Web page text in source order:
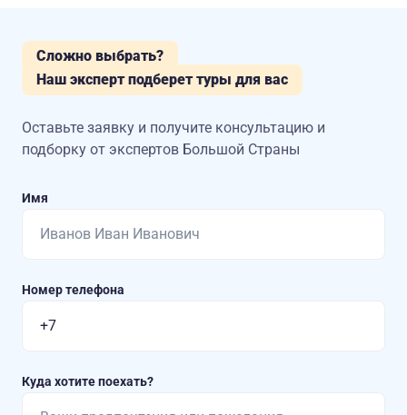
Сложно выбрать?
Наш эксперт подберет туры для вас
Оставьте заявку и получите консультацию и
подборку от экспертов Большой Страны
Имя
Номер телефона
Куда хотите поехать?